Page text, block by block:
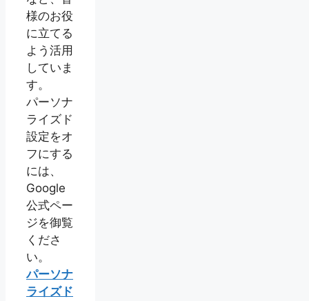
様のお役
に立てる
よう活用
していま
す。
パーソナ
ライズド
設定をオ
フにする
には、
Google
公式ペー
ジを御覧
くださ
い。
パーソナ
ライズド